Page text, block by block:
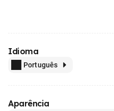
Idioma
Português
Aparência